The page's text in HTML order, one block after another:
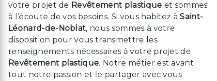
votre projet de Revêtement plastique et sommes
à l’écoute de vos besoins. Si vous habitez àSaint-
Léonard-de-Noblat, nous sommes à votre
disposition pour vous transmettre les
renseignements nécessaires à votre projet de
Revêtement plastique. Notre métier est avant
tout notre passion et le partager avec vous